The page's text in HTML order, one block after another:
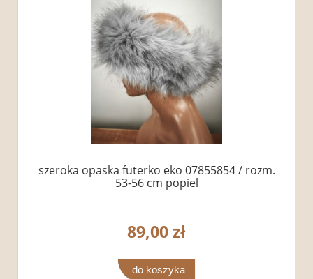
szeroka opaska futerko eko 07855854 / rozm.
53-56 cm popiel
89,00 zł
do koszyka